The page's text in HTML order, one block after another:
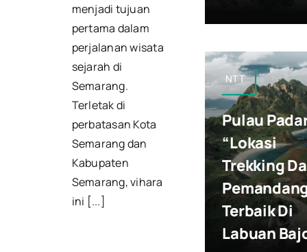
menjadi tujuan
pertama dalam
perjalanan wisata
sejarah di
Semarang.
Terletak di
perbatasan Kota
Semarang dan
Kabupaten
Semarang, vihara
ini [...]
NTT
Pulau
“Lokasi
Trekking
Terbaik Di
Labuan